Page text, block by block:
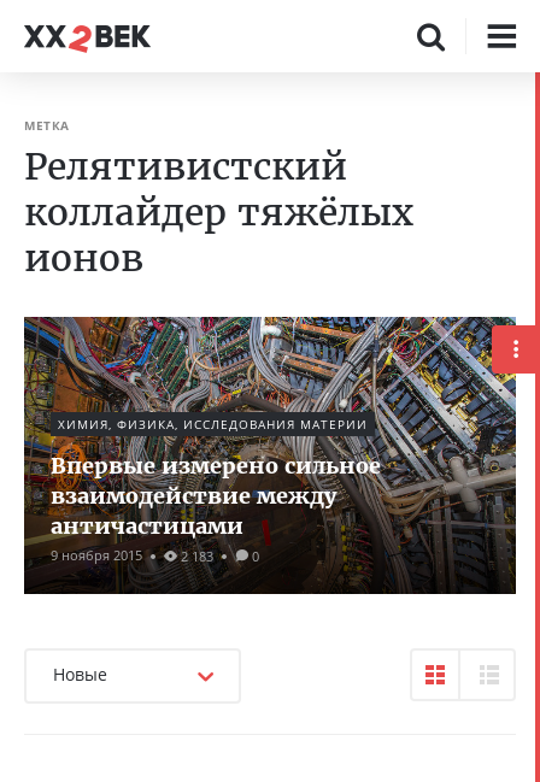
МЕТКА
Релятивистский
коллайдер тяжёлых
ионов
ХИМИЯ, ФИЗИКА, ИССЛЕДОВАНИЯ МАТЕРИИ
Впервые измерено сильное
взаимодействие между
античастицами
9 ноября 2015 2 183 0
Новые